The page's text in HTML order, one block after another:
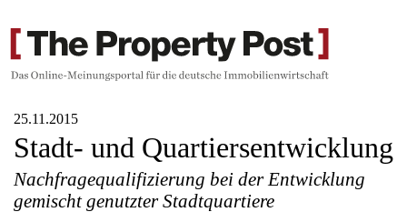
25.11.2015
Stadt- und Quartiersentwicklung
Nachfragequalifizierung bei der Entwicklung
gemischt genutzter Stadtquartiere